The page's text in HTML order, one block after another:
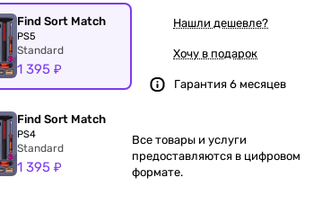
Find Sort Match
PS5
Standard
1 395 ₽
Find Sort Match
PS4
Standard
1 395 ₽
Нашли дешевле?
Хочу в подарок
Гарантия 6 месяцев
Все товары и услуги
предоставляются в цифровом
формате.